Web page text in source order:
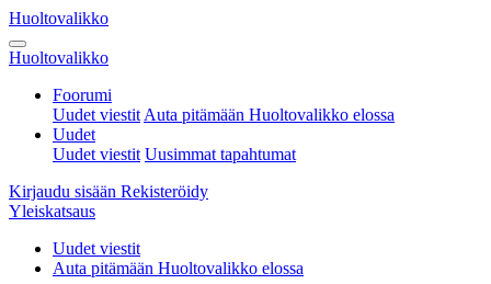
Huoltovalikko
Huoltovalikko
Foorumi
Uudet viestit Auta pitämään Huoltovalikko elossa
Uudet
Uudet viestit Uusimmat tapahtumat
Kirjaudu sisään Rekisteröidy
Yleiskatsaus
Uudet viestit
Auta pitämään Huoltovalikko elossa